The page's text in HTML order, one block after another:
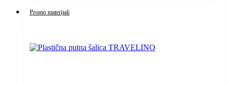
Promo materijali